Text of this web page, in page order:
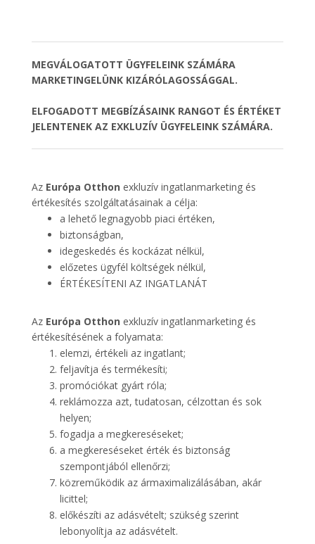
MEGVÁLOGATOTT ÜGYFELEINK SZÁMÁRA
MARKETINGELÜNK KIZÁRÓLAGOSSÁGGAL.
ELFOGADOTT MEGBÍZÁSAINK RANGOT ÉS ÉRTÉKET
JELENTENEK AZ EXKLUZÍV ÜGYFELEINK SZÁMÁRA.
Az Európa Otthon exkluzív ingatlanmarketing és
értékesítés szolgáltatásainak a célja:
a lehető legnagyobb piaci értéken,
biztonságban,
idegeskedés és kockázat nélkül,
előzetes ügyfél költségek nélkül,
ÉRTÉKESÍTENI AZ INGATLANÁT
Az Európa Otthon exkluzív ingatlanmarketing és
értékesítésének a folyamata:
elemzi, értékeli az ingatlant;
feljavítja és termékesíti;
promóciókat gyárt róla;
reklámozza azt, tudatosan, célzottan és sok
helyen;
fogadja a megkereséseket;
a megkereséseket érték és biztonság
szempontjából ellenőrzi;
közreműködik az ármaximalizálásában, akár
licittel;
előkészíti az adásvételt; szükség szerint
lebonyolítja az adásvételt.